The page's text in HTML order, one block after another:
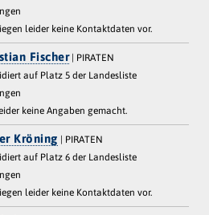
leider keine Kontaktdaten vor.
Fischer| PIRATEN
auf Platz 5 der Landesliste
keine Angaben gemacht.
Kröning | PIRATEN
auf Platz 6 der Landesliste
leider keine Kontaktdaten vor.